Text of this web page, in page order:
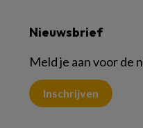
Nieuwsbrief
Meld je aan voor de
Inschrijven